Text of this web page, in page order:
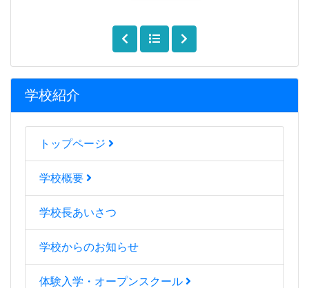
学校紹介
トップページ
学校概要
学校長あいさつ
学校からのお知らせ
体験入学・オープンスクール